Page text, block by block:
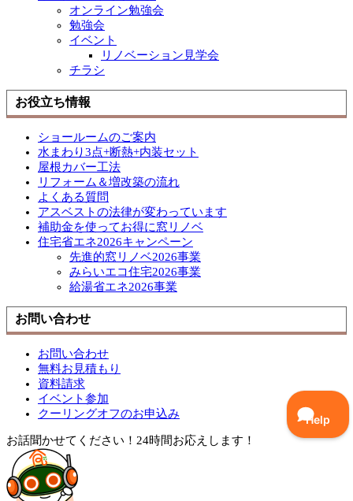
オンライン勉強会
勉強会
イベント
リノベーション見学会
チラシ
お役立ち情報
ショールームのご案内
水まわり3点+断熱+内装セット
屋根カバー工法
リフォーム＆増改築の流れ
よくある質問
アスベストの法律が変わっています
補助金を使ってお得に窓リノベ
住宅省エネ2026キャンペーン
先進的窓リノベ2026事業
みらいエコ住宅2026事業
給湯省エネ2026事業
お問い合わせ
お問い合わせ
無料お見積もり
資料請求
イベント参加
クーリングオフのお申込み
お話聞かせてください！24時間お応えします！